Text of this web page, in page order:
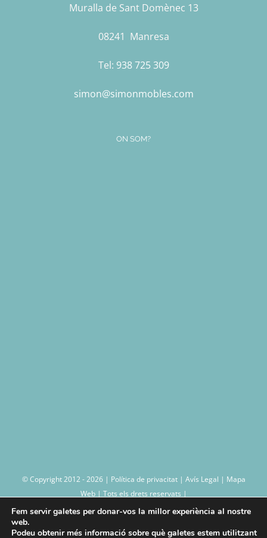
Muralla de Sant Domènec 13
08241 Manresa
Tel: 938 725 309
simon@simonmobles.com
ON SOM?
© Copyright 2012 -2026 | Política de privacitat| Avís Legal | Mapa
Web| Tots els drets reservats |
Fem servir galetes per donar-vos la millor experiència al nostre
web.
Podeu obtenir més informació sobre què galetes estem utilitzant